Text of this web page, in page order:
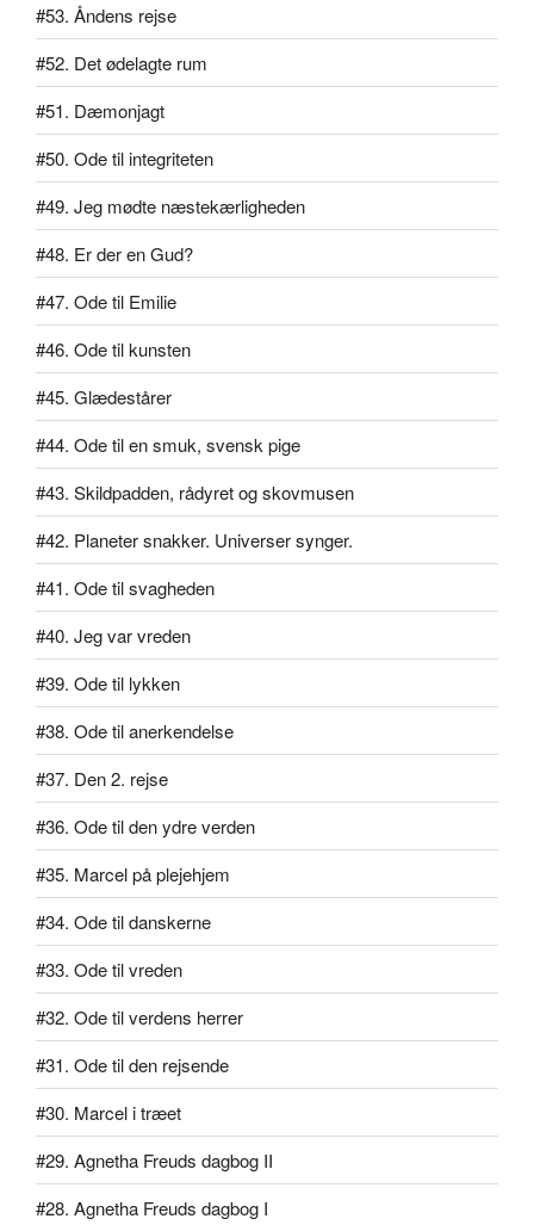
#53. Åndens rejse
#52. Det ødelagte rum
#51. Dæmonjagt
#50. Ode til integriteten
#49. Jeg mødte næstekærligheden
#48. Er der en Gud?
#47. Ode til Emilie
#46. Ode til kunsten
#45. Glædestårer
#44. Ode til en smuk, svensk pige
#43. Skildpadden, rådyret og skovmusen
#42. Planeter snakker. Universer synger.
#41. Ode til svagheden
#40. Jeg var vreden
#39. Ode til lykken
#38. Ode til anerkendelse
#37. Den 2. rejse
#36. Ode til den ydre verden
#35. Marcel på plejehjem
#34. Ode til danskerne
#33. Ode til vreden
#32. Ode til verdens herrer
#31. Ode til den rejsende
#30. Marcel i træet
#29. Agnetha Freuds dagbog II
#28. Agnetha Freuds dagbog I